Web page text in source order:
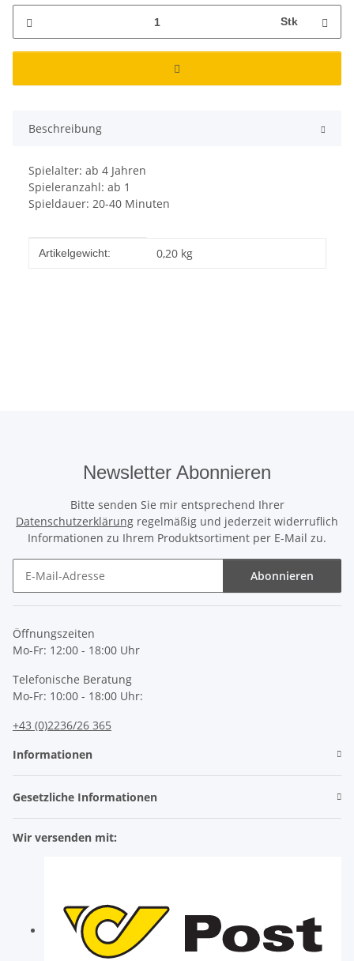
Stk
Beschreibung
Spielalter: ab 4 Jahren
Spieleranzahl: ab 1
Spieldauer: 20-40 Minuten
Produkteigenschaft
Wert
Artikelgewicht: 0,20 kg
Newsletter Abonnieren
Bitte senden Sie mir entsprechend Ihrer
Datenschutzerklärung regelmäßig und jederzeit widerruflich
Informationen zu Ihrem Produktsortiment per E-Mail zu.
Abonnieren
Öffnungszeiten
Mo-Fr: 12:00 - 18:00 Uhr
Telefonische Beratung
Mo-Fr: 10:00 - 18:00 Uhr:
+43 (0)2236/26 365
Informationen
Gesetzliche Informationen
Wir versenden mit: